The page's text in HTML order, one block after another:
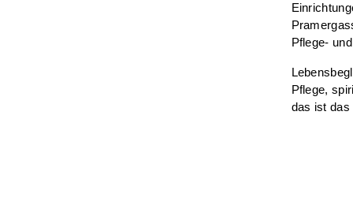
Pflege-
Pflege,
das ist das